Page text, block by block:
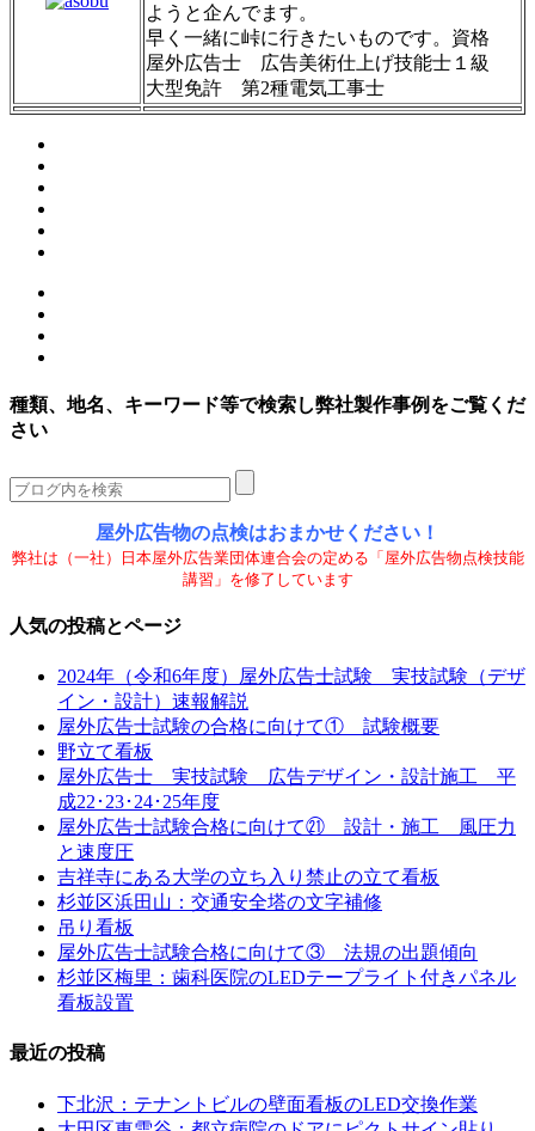
ようと企んでます。
早く一緒に峠に行きたいものです。資格
屋外広告士 広告美術仕上げ技能士１級
大型免許 第2種電気工事士
種類、地名、キーワード等で検索し弊社製作事例をご覧くだ
さい
屋外広告物の点検はおまかせください！
弊社は（一社）日本屋外広告業団体連合会の定める「屋外広告物点検技能
講習」を修了しています
人気の投稿とページ
2024年（令和6年度）屋外広告士試験 実技試験（デザ
イン・設計）速報解説
屋外広告士試験の合格に向けて① 試験概要
野立て看板
屋外広告士 実技試験 広告デザイン・設計施工 平
成22･23･24･25年度
屋外広告士試験合格に向けて㉑ 設計・施工 風圧力
と速度圧
吉祥寺にある大学の立ち入り禁止の立て看板
杉並区浜田山：交通安全塔の文字補修
吊り看板
屋外広告士試験合格に向けて③ 法規の出題傾向
杉並区梅里：歯科医院のLEDテープライト付きパネル
看板設置
最近の投稿
下北沢：テナントビルの壁面看板のLED交換作業